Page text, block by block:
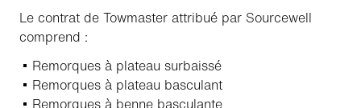
Le contrat de Towmaster attribué par Sourcewell
comprend :
Remorques à plateau surbaissé
Remorques à plateau basculant